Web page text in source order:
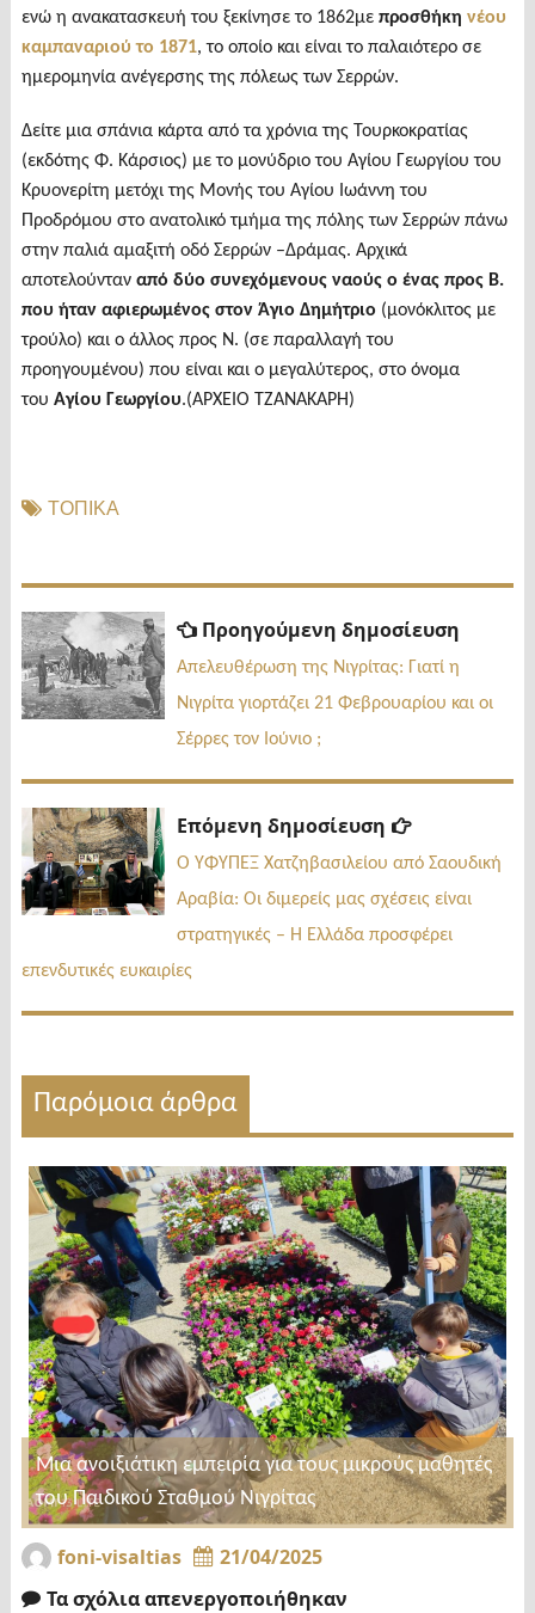
ενώ η ανακατασκευή του ξεκίνησε το 1862με προσθήκη νέου
καμπαναριού το 1871, το οποίο και είναι το παλαιότερο σε
ημερομηνία ανέγερσης της πόλεως των Σερρών.
Δείτε μια σπάνια κάρτα από τα χρόνια της Τουρκοκρατίας
(εκδότης Φ. Κάρσιος) με το μονύδριο του Αγίου Γεωργίου του
Κρυονερίτη μετόχι της Μονής του Αγίου Ιωάννη του
Προδρόμου στο ανατολικό τμήμα της πόλης των Σερρών πάνω
στην παλιά αμαξιτή οδό Σερρών –Δράμας. Αρχικά
αποτελούνταν από δύο συνεχόμενους ναούς ο ένας προς Β.
που ήταν αφιερωμένος στον Άγιο Δημήτριο (μονόκλιτος με
τρούλο) και ο άλλος προς Ν. (σε παραλλαγή του
προηγουμένου) που είναι και ο μεγαλύτερος, στο όνομα
του Αγίου Γεωργίου.(ΑΡΧΕΙΟ ΤΖΑΝΑΚΑΡΗ)
ΤΟΠΙΚΑ
Πλοήγηση
άρθρων
Προηγούμενη δημοσίευση
Απελευθέρωση της Νιγρίτας: Γιατί η
Νιγρίτα γιορτάζει 21 Φεβρουαρίου και οι
Σέρρες τον Ιούνιο ;
Επόμενη δημοσίευση
Επόμενη
Ο ΥΦΥΠΕΞ Χατζηβασιλείου από Σαουδική
Αραβία: Οι διμερείς μας σχέσεις είναι
στρατηγικές – Η Ελλάδα προσφέρει
επενδυτικές ευκαιρίες
Παρόμοια άρθρα
Μια ανοιξιάτικη εμπειρία για τους μικρούς μαθητές
του Παιδικού Σταθμού Νιγρίτας
foni-visaltias
21/04/2025
Τα σχόλια απενεργοποιήθηκαν